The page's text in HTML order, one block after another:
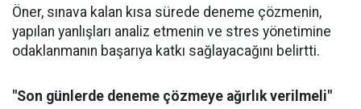
Öner, sınava kalan kısa sürede deneme çözmenin,
yapılan yanlışları analiz etmenin ve stres yönetimine
odaklanmanın başarıya katkı sağlayacağını belirtti.
"Son günlerde deneme çözmeye ağırlık verilmeli"